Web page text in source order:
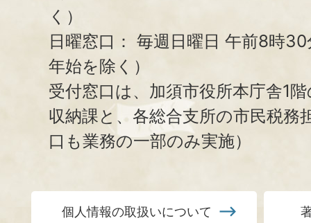
く）
日曜窓口： 毎週日曜日 午前8時
年始を除く）
受付窓口は、加須市役所本庁舎1
収納課と、 各総合支所の市民税務
口も業務の一部のみ実施）
個人情報の取扱いについて